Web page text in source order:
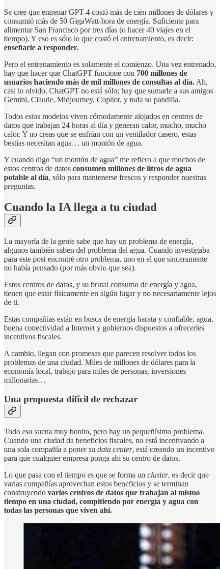
Se cree que entrenar GPT-4 costó más de cien millones de dólares y
consumió más de 50 GigaWatt-hora de energía. Suficiente para
alimentar San Francisco por tres días (o hacer 40 viajes en el
tiempo). Y eso es sólo lo que costó el entrenamiento, es decir:
enseñarle a responder.
Pero el entrenamiento es solamente el comienzo. Una vez entrenado,
hay que hacer que ChatGPT funcione con 700 millones de
usuarios haciendo más de mil millones de consultas al día. Ah,
casi lo olvido. ChatGPT no está sólo; hay que sumarle a sus amigos
Gemini, Claude, Midjourney, Copilot, y toda su pandilla.
Todos estos modelos viven cómodamente alojados en centros de
datos que trabajan 24 horas al día y generan calor, mucho, mucho
calor. Y no creas que se enfrían con un ventilador casero, estas
bestias necesitan agua… un montón de agua.
Y cuando digo “un montón de agua” me refiero a que muchos de
estos centros de datos consumen millones de litros de agua
potable al día, sólo para mantenerse frescos y responder nuestras
preguntas.
Cuando la IA llega a tu ciudad
La mayoría de la gente sabe que hay un problema de energía,
algunos también saben del problema del agua. Cuando investigaba
para este post encontré otro problema, uno en el que sinceramente
no había pensado (por más obvio que sea).
Estos centros de datos, y su brutal consumo de energía y agua,
tienen que estar físicamente en algún lugar y no necesariamente lejos
de ti.
Estas compañías están en busca de energía barata y confiable, agua,
buena conectividad a Internet y gobiernos dispuestos a ofrecerles
incentivos fiscales.
A cambio, llegan con promesas que parecen resolver todos los
problemas de una ciudad. Miles de millones de dólares para la
economía local, trabajo para miles de personas, inversiones
millonarias…
Una propuesta difícil de rechazar
Todo eso suena muy bonito, pero hay un pequeñísimo problema.
Cuando una ciudad da beneficios fiscales, no está incentivando a
una sola compañía a poner su data center, está creando un incentivo
para que cualquier empresa ponga ahi su centro de datos.
Lo que pasa con el tiempo es que se forma un cluster, es decir que
varias compañías aprovechan estos beneficios y se terminan
construyendo varios centros de datos que trabajan al mismo
tiempo en una ciudad, compitiendo por energía y agua con
todas las personas que viven ahi.